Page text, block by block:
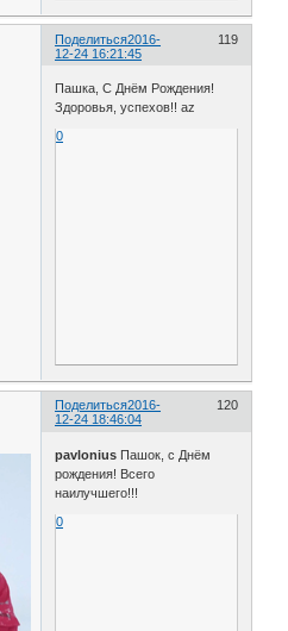
Поделиться 119
2016-
12-24 16:21:45
Пашка, С Днём Рождения!
Здоровья, успехов!! az
0
Поделиться 120
2016-
12-24 18:46:04
pavlonius Пашок, с Днём
рождения! Всего
наилучшего!!!
0